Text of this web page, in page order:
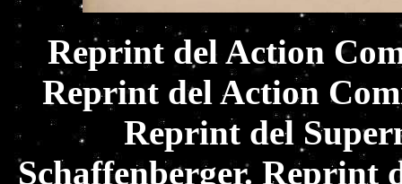
Reprint del Action
Reprint del Action
Reprint del
Schaffenberger. Reprint